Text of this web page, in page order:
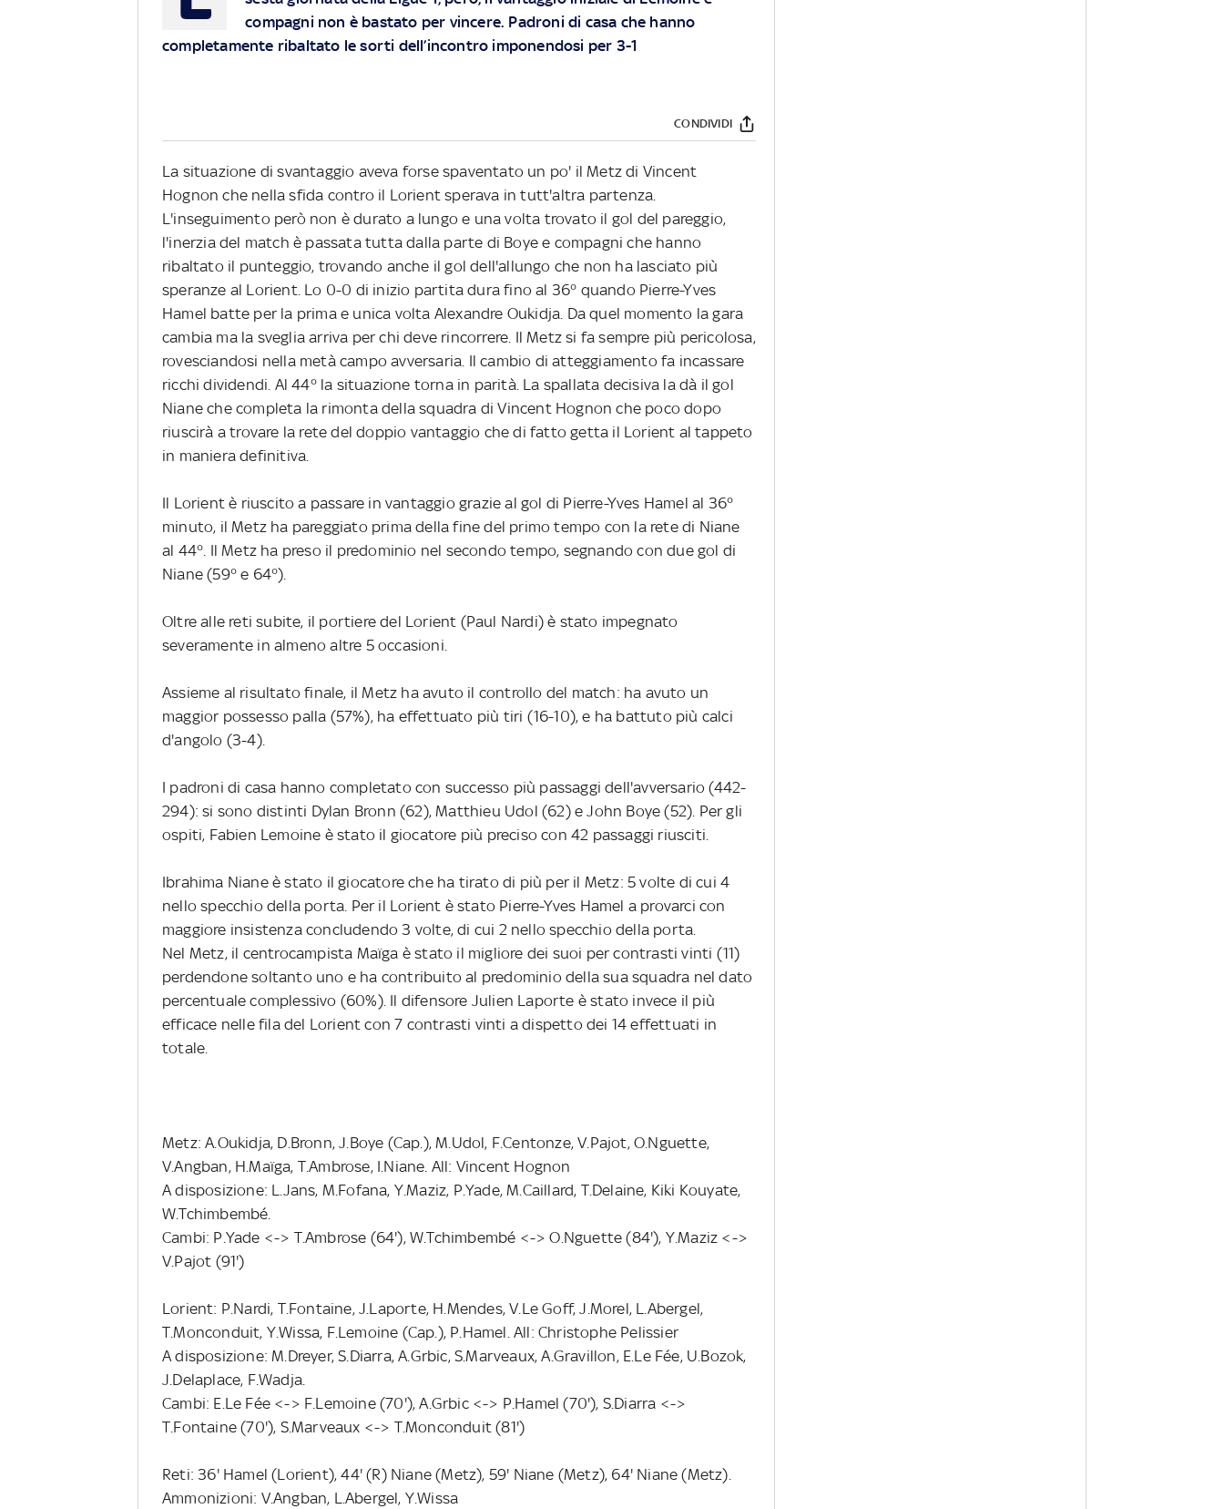
compagni non è bastato per vincere. Padroni di casa che hanno
completamente ribaltato le sorti dell’incontro imponendosi per 3-1
CONDIVIDI
La situazione di svantaggio aveva forse spaventato un po' il Metz di Vincent
Hognon che nella sfida contro il Lorient sperava in tutt'altra partenza.
L'inseguimento però non è durato a lungo e una volta trovato il gol del pareggio,
l'inerzia del match è passata tutta dalla parte di Boye e compagni che hanno
ribaltato il punteggio, trovando anche il gol dell'allungo che non ha lasciato più
speranze al Lorient. Lo 0-0 di inizio partita dura fino al 36° quando Pierre-Yves
Hamel batte per la prima e unica volta Alexandre Oukidja. Da quel momento la gara
cambia ma la sveglia arriva per chi deve rincorrere. Il Metz si fa sempre più pericolosa,
rovesciandosi nella metà campo avversaria. Il cambio di atteggiamento fa incassare
ricchi dividendi. Al 44° la situazione torna in parità. La spallata decisiva la dà il gol
Niane che completa la rimonta della squadra di Vincent Hognon che poco dopo
riuscirà a trovare la rete del doppio vantaggio che di fatto getta il Lorient al tappeto
in maniera definitiva.
Il Lorient è riuscito a passare in vantaggio grazie al gol di Pierre-Yves Hamel al 36°
minuto, il Metz ha pareggiato prima della fine del primo tempo con la rete di Niane
al 44°. Il Metz ha preso il predominio nel secondo tempo, segnando con due gol di
Niane (59° e 64°).
Oltre alle reti subite, il portiere del Lorient (Paul Nardi) è stato impegnato
severamente in almeno altre 5 occasioni.
Assieme al risultato finale, il Metz ha avuto il controllo del match: ha avuto un
maggior possesso palla (57%), ha effettuato più tiri (16-10), e ha battuto più calci
d'angolo (3-4).
I padroni di casa hanno completato con successo più passaggi dell'avversario (442-
294): si sono distinti Dylan Bronn (62), Matthieu Udol (62) e John Boye (52). Per gli
ospiti, Fabien Lemoine è stato il giocatore più preciso con 42 passaggi riusciti.
Ibrahima Niane è stato il giocatore che ha tirato di più per il Metz: 5 volte di cui 4
nello specchio della porta. Per il Lorient è stato Pierre-Yves Hamel a provarci con
maggiore insistenza concludendo 3 volte, di cui 2 nello specchio della porta.
Nel Metz, il centrocampista Maïga è stato il migliore dei suoi per contrasti vinti (11)
perdendone soltanto uno e ha contribuito al predominio della sua squadra nel dato
percentuale complessivo (60%). Il difensore Julien Laporte è stato invece il più
efficace nelle fila del Lorient con 7 contrasti vinti a dispetto dei 14 effettuati in
totale.
Metz: A.Oukidja, D.Bronn, J.Boye (Cap.), M.Udol, F.Centonze, V.Pajot, O.Nguette,
V.Angban, H.Maïga, T.Ambrose, I.Niane. All: Vincent Hognon
A disposizione: L.Jans, M.Fofana, Y.Maziz, P.Yade, M.Caillard, T.Delaine, Kiki Kouyate,
W.Tchimbembé.
Cambi: P.Yade <-> T.Ambrose (64'), W.Tchimbembé <-> O.Nguette (84'), Y.Maziz <->
V.Pajot (91')
Lorient: P.Nardi, T.Fontaine, J.Laporte, H.Mendes, V.Le Goff, J.Morel, L.Abergel,
T.Monconduit, Y.Wissa, F.Lemoine (Cap.), P.Hamel. All: Christophe Pelissier
A disposizione: M.Dreyer, S.Diarra, A.Grbic, S.Marveaux, A.Gravillon, E.Le Fée, U.Bozok,
J.Delaplace, F.Wadja.
Cambi: E.Le Fée <-> F.Lemoine (70'), A.Grbic <-> P.Hamel (70'), S.Diarra <->
T.Fontaine (70'), S.Marveaux <-> T.Monconduit (81')
Reti: 36' Hamel (Lorient), 44' (R) Niane (Metz), 59' Niane (Metz), 64' Niane (Metz).
Ammonizioni: V.Angban, L.Abergel, Y.Wissa